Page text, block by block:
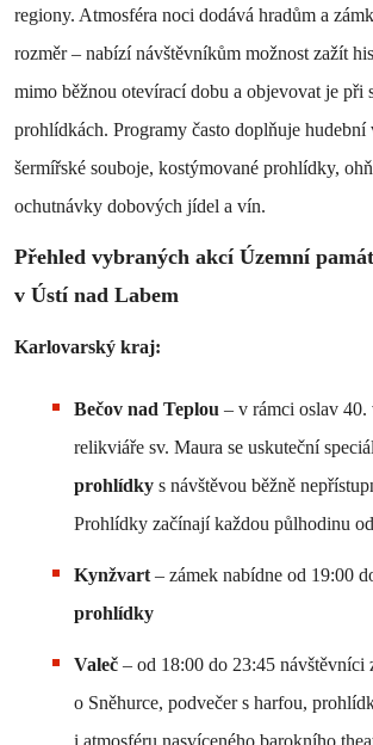
regiony. Atmosféra noci dodává hradům a
rozměr – nabízí návštěvníkům možnost zažít
mimo běžnou otevírací dobu a objevovat je při
prohlídkách. Programy často doplňuje hudební
šermířské souboje, kostýmované prohlídky,
ochutnávky dobových jídel a vín.
Přehled vybraných akcí Územní
v Ústí nad Labem
Karlovarský kraj:
Bečov nad Teplou – v rámci oslav
relikviáře sv. Maura se uskuteční
prohlídky s návštěvou běžně
Prohlídky začínají každou půlhodinu
Kynžvart – zámek nabídne od 19:00
prohlídky
Valeč – od 18:00 do 23:45 návštěvníci
o Sněhurce, podvečer s harfou,
i atmosféru nasvíceného barokního